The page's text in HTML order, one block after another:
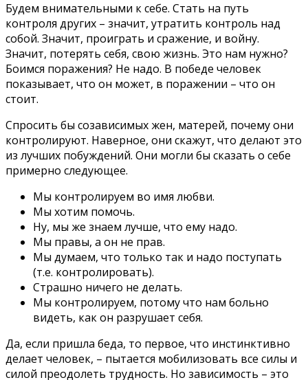
Будем внимательными к себе. Стать на путь
контроля других – значит, утратить контроль над
собой. Значит, проиграть и сражение, и войну.
Значит, потерять себя, свою жизнь. Это нам нужно?
Боимся поражения? Не надо. В победе человек
показывает, что он может, в поражении – что он
стоит.
Спросить бы созависимых жен, матерей, почему они
контролируют. Наверное, они скажут, что делают это
из лучших побуждений. Они могли бы сказать о себе
примерно следующее.
Мы контролируем во имя любви.
Мы хотим помочь.
Ну, мы же знаем лучше, что ему надо.
Мы правы, а он не прав.
Мы думаем, что только так и надо поступать
(т.е. контролировать).
Страшно ничего не делать.
Мы контролируем, потому что нам больно
видеть, как он разрушает себя.
Да, если пришла беда, то первое, что инстинктивно
делает человек, – пытается мобилизовать все силы и
силой преодолеть трудность. Но зависимость – это